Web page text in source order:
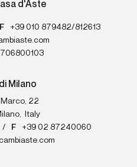
d'Aste
F
+39 010 879482/812613
Milano
Marco, 22
,
Italy
/ F
+39 02 87240060